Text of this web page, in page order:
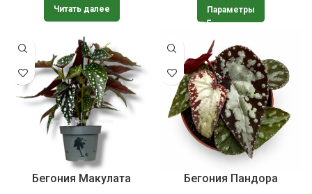
Читать далее Параметры
Бегония Макулата Бегония Пандора